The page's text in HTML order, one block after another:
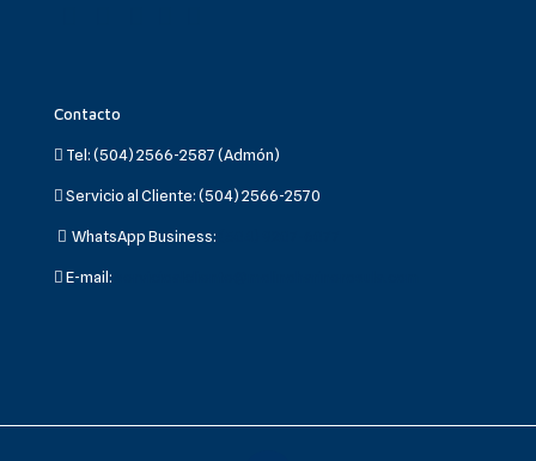
Contacto
Tel:(504) 2566-2587 (Admón)
Servicio al Cliente:(504) 2566-2570
WhatsApp Business:
E-mail: